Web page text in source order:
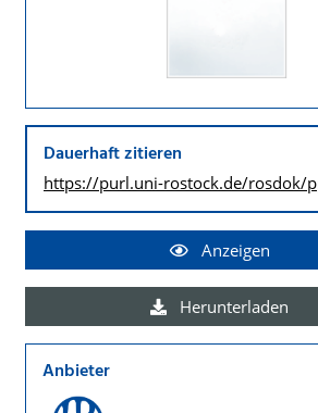
Dauerhaft zitieren
https://purl.uni-rostock.de/rosdok/
Anzeigen
Herunterladen
Anbieter